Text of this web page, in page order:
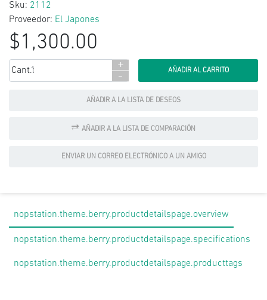
Sku: 2112
Proveedor: El Japones
$1,300.00
Cant.:
+
-
AÑADIR A LA LISTA DE DESEOS
AÑADIR A LA LISTA DE COMPARACIÓN
ENVIAR UN CORREO ELECTRÓNICO A UN AMIGO
nopstation.theme.berry.productdetailspage.overview
nopstation.theme.berry.productdetailspage.specifications
nopstation.theme.berry.productdetailspage.producttags